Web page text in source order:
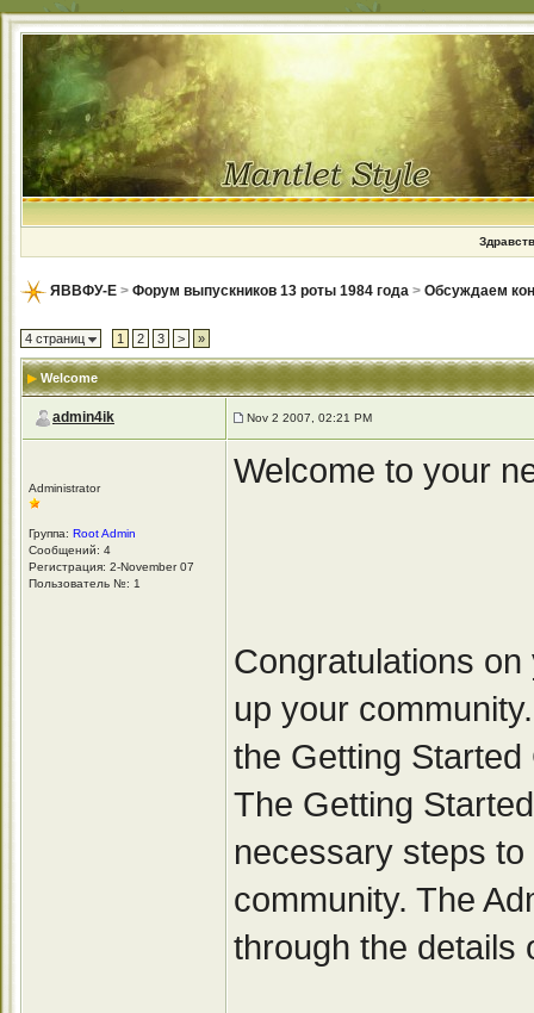
ЯВВФУ-Е > Форум выпускников 13 роты 1984 года > Обсуждаем
4 страниц 1 2 3 > »
Welcome
admin4ik Nov 2 2007, 02:21 PM
Administrator
Группа: Root Admin
Сообщений: 4
Регистрация: 2-November 07
Пользователь №: 1
Welcome to your
Congratulations
up your
the Getting
The Getting
necessary steps
community. The
through the details